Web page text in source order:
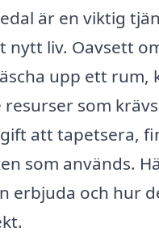
är en viktig
nytt liv. Oavsett
upp ett
som
att tapetsera,
som används.
erbjuda och hur